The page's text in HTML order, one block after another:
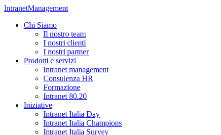
IntranetManagement
Chi Siamo
Il nostro team
I nostri clienti
I nostri partner
Prodotti e servizi
Intranet management
Consulenza HR
Formazione
Intranet 80.20
Iniziative
Intranet Italia Day
Intranet Italia Champions
Intranet Italia Survey